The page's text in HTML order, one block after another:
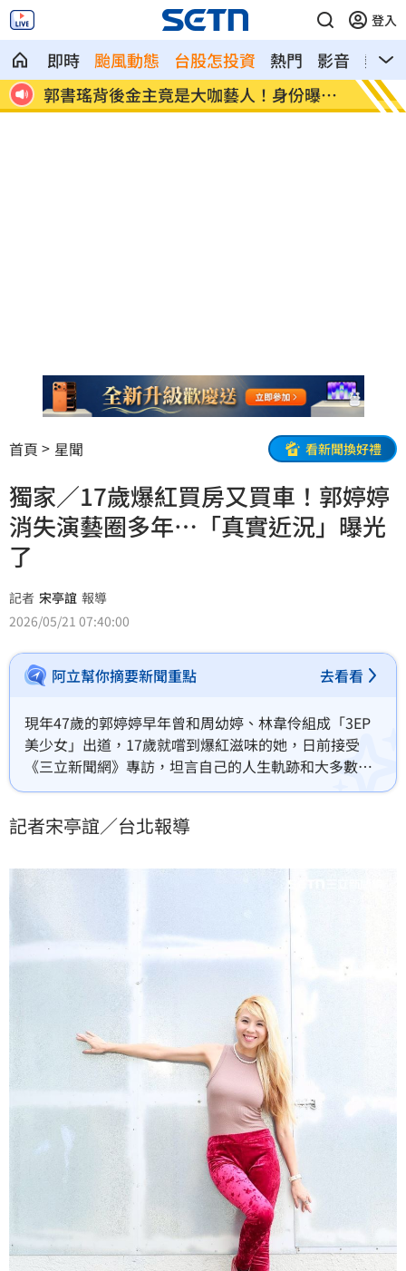
登入
即時 颱風動態 台股怎投資 熱門 影音
熱搜
忍
郭書瑤背後金主竟是大咖藝人！身份曝光
了
女律
深
首頁 星聞 看新聞換好禮
獨家／17歲爆紅買房又買車！郭婷婷
消失演藝圈多年…「真實近況」曝光
了
記者 宋亭誼 報導
2026/05/21 07:40:00
阿立幫你摘要新聞重點 去看看
現年47歲的郭婷婷早年曾和周幼婷、林韋伶組成「3EP
美少女」出道，17歲就嚐到爆紅滋味的她，日前接受
《三立新聞網》專訪，坦言自己的人生軌跡和大多數人
「完全相反」，「我沒有真正學過怎麼跟人相處，也不
新回到一般職場，她才真正開始認識自己。宋亭誼報導
記者宋亭誼／台北報導